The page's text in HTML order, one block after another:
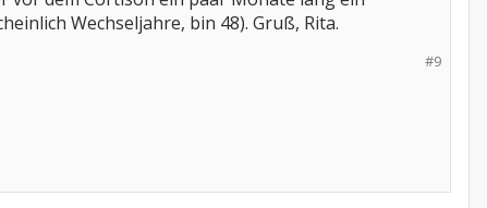
Wechseljahre, bin 48). Gruß, Rita.
#9